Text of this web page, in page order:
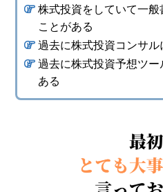
株式投資をしていて一
ことがある
過去に株式投資コンサ
過去に株式投資予想ツ
ある